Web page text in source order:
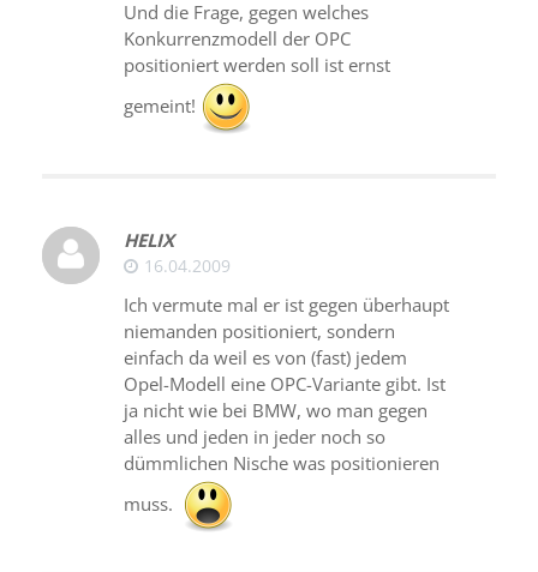
Und die Frage, gegen welches
Konkurrenzmodell der OPC
positioniert werden soll ist ernst
gemeint!
HELIX
16.04.2009
Ich vermute mal er ist gegen überhaupt
niemanden positioniert, sondern
einfach da weil es von (fast) jedem
Opel-Modell eine OPC-Variante gibt. Ist
ja nicht wie bei BMW, wo man gegen
alles und jeden in jeder noch so
dümmlichen Nische was positionieren
muss.